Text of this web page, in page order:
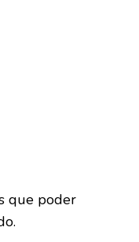
que poder